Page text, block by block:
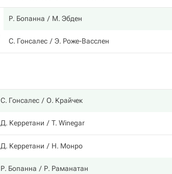
Р. Бопанна М. Эбден
С. Гонсалес Э. Роже-Васслен
С. Гонсалес О. Крайчек
Д. Керретани T. Winegar
Д. Керретани Н. Монро
Р. Бопанна Р. Раманатан